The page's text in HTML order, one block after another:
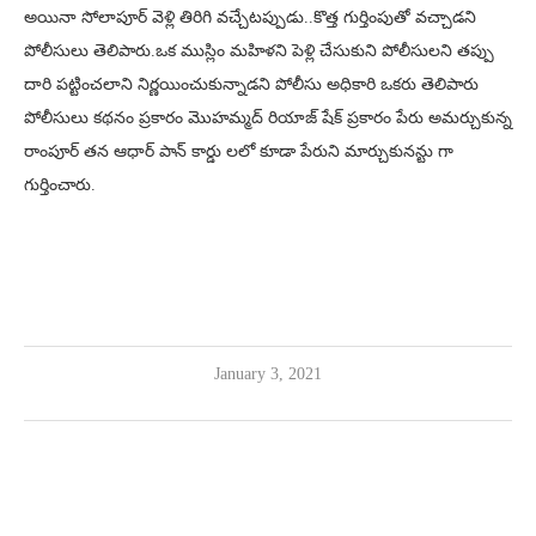
అయినా సోలాపూర్ వెళ్లి తిరిగి వచ్చేటప్పుడు..కొత్త గుర్తింపుతో వచ్చాడని
పోలీసులు తెలిపారు.ఒక ముస్లిం మహిళని పెళ్లి చేసుకుని పోలీసులని తప్పు
దారి పట్టించలాని నిర్ణయించుకున్నాడని పోలీసు అధికారి ఒకరు తెలిపారు
పోలీసులు కథనం ప్రకారం మొహమ్మద్ రియాజ్ షేక్ ప్రకారం పేరు అమర్చుకున్న
రాంపూర్ తన ఆధార్ పాన్ కార్డు లలో కూడా పేరుని మార్చుకునన్టు గా
గుర్తించారు.
January 3, 2021